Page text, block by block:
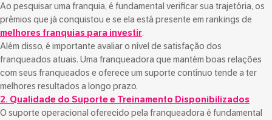
Ao pesquisar uma franquia, é fundamental verificar sua trajetória, os
prêmios que já conquistou e se ela está presente em rankings de
melhores franquias para investir.
Além disso, é importante avaliar o nível de satisfação dos
franqueados atuais. Uma franqueadora que mantém boas relações
com seus franqueados e oferece um suporte contínuo tende a ter
melhores resultados a longo prazo.
2. Qualidade do Suporte e Treinamento Disponibilizados
O suporte operacional oferecido pela franqueadora é fundamental